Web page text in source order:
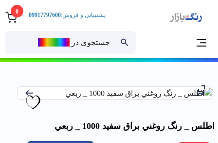
0
جستجوی در
پشتیبانی و فروش:09917797600
اطلس _ رنگ روغني براق سفيد 1000 _ ربعي